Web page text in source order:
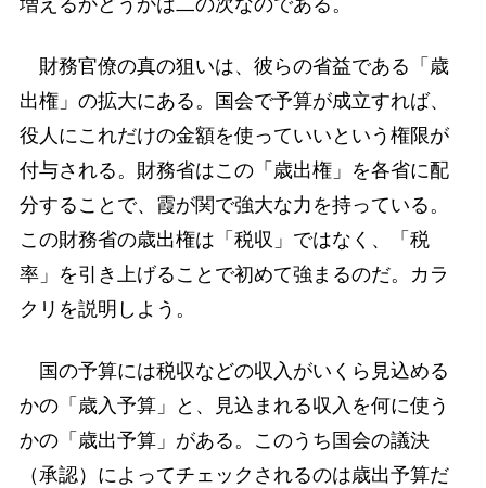
増えるかどうかは二の次なのである。
財務官僚の真の狙いは、彼らの省益である「歳
出権」の拡大にある。国会で予算が成立すれば、
役人にこれだけの金額を使っていいという権限が
付与される。財務省はこの「歳出権」を各省に配
分することで、霞が関で強大な力を持っている。
この財務省の歳出権は「税収」ではなく、「税
率」を引き上げることで初めて強まるのだ。カラ
クリを説明しよう。
国の予算には税収などの収入がいくら見込める
かの「歳入予算」と、見込まれる収入を何に使う
かの「歳出予算」がある。このうち国会の議決
（承認）によってチェックされるのは歳出予算だ